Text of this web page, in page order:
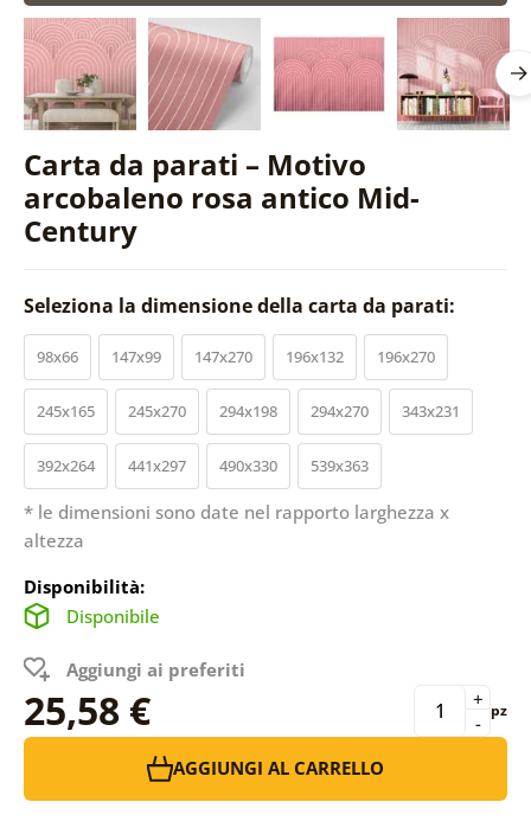
Carta da parati – Motivo
arcobaleno rosa antico Mid-
Century
Seleziona la dimensione della carta da parati:
98x66 147x99 147x270 196x132 196x270
245x165 245x270 294x198 294x270 343x231
392x264 441x297 490x330 539x363
* le dimensioni sono date nel rapporto larghezza x
altezza
Disponibilità:
Disponibile
Aggiungi ai preferiti
25,58 € -
+ pz
AGGIUNGI AL CARRELLO